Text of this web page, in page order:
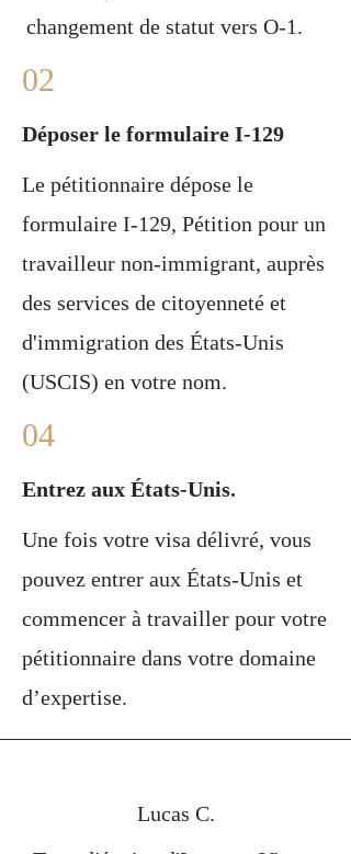
changement de statut vers O-1.
02
Déposer le formulaire I-129
Le pétitionnaire dépose le
formulaire I-129, Pétition pour un
travailleur non-immigrant, auprès
des services de citoyenneté et
d'immigration des États-Unis
(USCIS) en votre nom.
04
Entrez aux États-Unis.
Une fois votre visa délivré, vous
pouvez entrer aux États-Unis et
commencer à travailler pour votre
pétitionnaire dans votre domaine
d’expertise.
Lucas C.